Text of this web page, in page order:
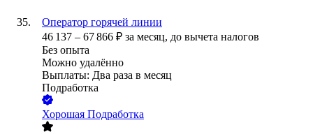
Оператор горячей линии
46 137 – 67 866 ₽ за месяц, до вычета налогов
Без опыта
Можно удалённо
Выплаты: Два раза в месяц
Подработка
Хорошая Подработка